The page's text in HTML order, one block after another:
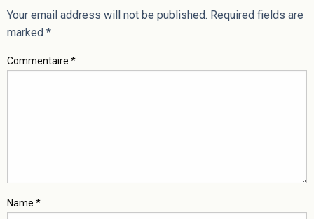
Your email address will not be published. Required fields are
marked *
Commentaire *
Name *